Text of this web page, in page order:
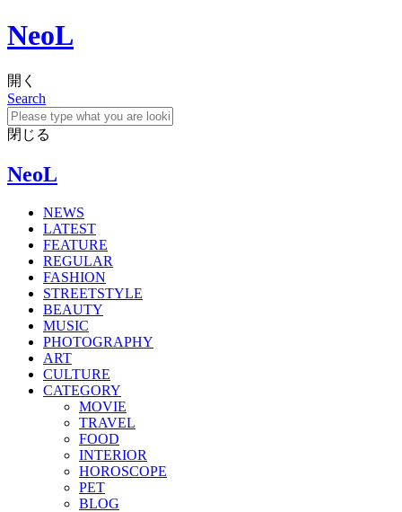
NeoL
開く
Search
閉じる
NeoL
NEWS
LATEST
FEATURE
REGULAR
FASHION
STREETSTYLE
BEAUTY
MUSIC
PHOTOGRAPHY
ART
CULTURE
CATEGORY
MOVIE
TRAVEL
FOOD
INTERIOR
HOROSCOPE
PET
BLOG